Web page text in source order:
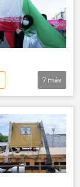
7 más